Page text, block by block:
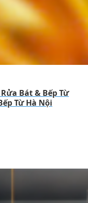
Bát & Bếp Từ
Từ Hà Nội